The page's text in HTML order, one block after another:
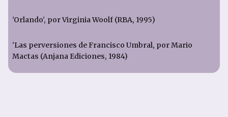
'Orlando', por Virginia Woolf (RBA, 1995)
'Las perversiones de Francisco Umbral, por Mario
Mactas (Anjana Ediciones, 1984)